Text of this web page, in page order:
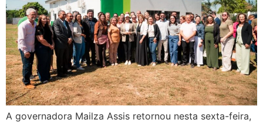
A governadora Mailza Assis retornou nesta sexta-feira,